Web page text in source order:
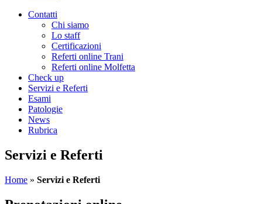
Contatti
Chi siamo
Lo staff
Certificazioni
Referti online Trani
Referti online Molfetta
Check up
Servizi e Referti
Esami
Patologie
News
Rubrica
Servizi e Referti
Home » Servizi e Referti